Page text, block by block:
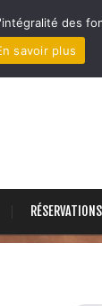
RÉSERVATIONS
des
savoir plus